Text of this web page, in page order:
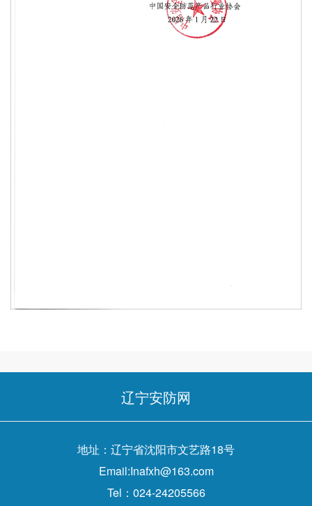
辽宁安防网
地址：辽宁省沈阳市文艺路18号
Email:Inafxh@163.com
Tel：024-24205566